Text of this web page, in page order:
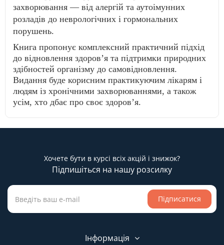
захворювання — від алергій та аутоімунних
розладів до неврологічних і гормональних
порушень.
Книга пропонує комплексний практичний підхід
до відновлення здоров’я та підтримки природних
здібностей організму до самовідновлення.
Видання буде корисним практикуючим лікарям і
людям із хронічними захворюваннями, а також
усім, хто дбає про своє здоров’я.
Хочете бути в курсі всіх акцій і знижок?
Підпишіться на нашу розсилку
Підписатися
Інформація